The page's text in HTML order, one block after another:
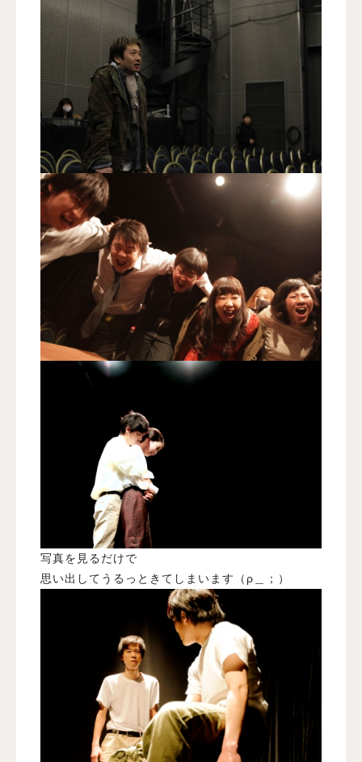
写真を見るだけで
思い出してうるっときてしまいます（ρ＿；）